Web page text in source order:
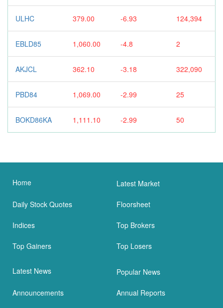
ULHC 379.00 -6.93 124,394
EBLD85 1,060.00 -4.8 2
AKJCL 362.10 -3.18 322,090
PBD84 1,069.00 -2.99 25
BOKD86KA 1,111.10 -2.99 50
Home Latest Market
Daily Stock Quotes Floorsheet
Indices Top Brokers
Top Gainers Top Losers
Latest News Popular News
Announcements Annual Reports